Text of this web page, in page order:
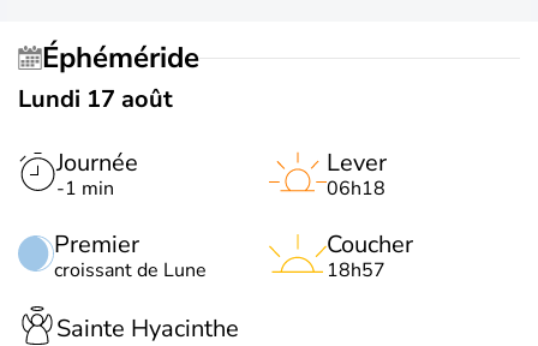
Éphéméride
Lundi 17 août
Journée
-1 min
Premier
croissant de Lune
Lever
06h18
Coucher
18h57
Sainte Hyacinthe